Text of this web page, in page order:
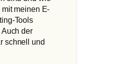
meinen E-
Tools
der
schnell und